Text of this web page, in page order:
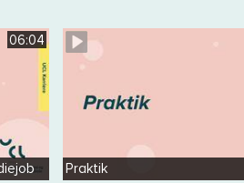
06:04
Praktik